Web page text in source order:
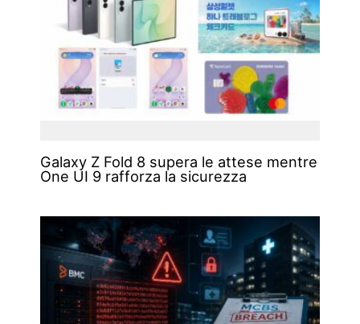
Galaxy Z Fold 8 supera le attese mentre
One UI 9 rafforza la sicurezza